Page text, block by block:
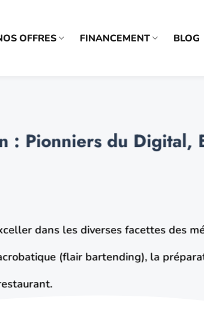
OFFRES FINANCEMENT BLOG
: Pionniers du Digital,
dans les diverses facettes des
(flair bartending), la